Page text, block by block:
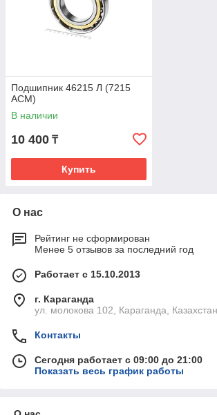
Подшипник 46215 Л (7215
ACM)
В наличии
10 400 ₸
Купить
О нас
Рейтинг не сформирован
Менее 5 отзывов за последний год
Работает с 15.10.2013
г. Караганда
ул. молокова 102, Караганда, Казахстан
Контакты
Сегодня работает с 09:00 до 21:00
Показать весь график работы